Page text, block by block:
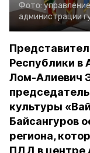
Фото:
администрации
Республики в
Лом-Алиевич
культуры
Байсангуров
региона,
ПДД в центре